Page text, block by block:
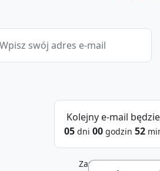
Kolejny e-mail
05 dni 00 godzin 52
Zapisało się łącznie